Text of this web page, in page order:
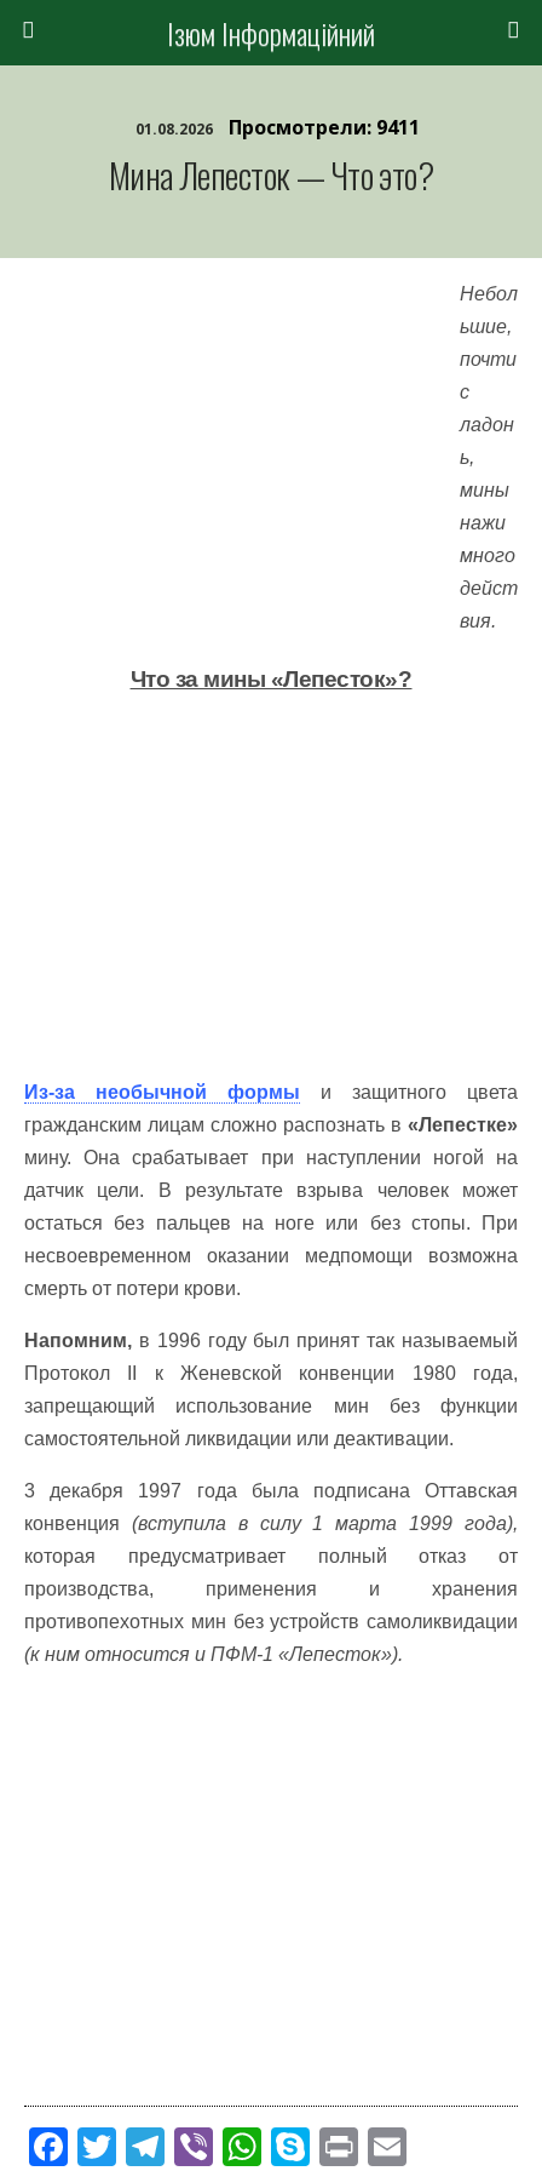
Ізюм Інформаційний
01.08.2026 Просмотрели: 9411
Мина Лепесток — Что это?
Небол
ьшие,
почти
с
ладон
ь,
мины
нажи
много
дейст
вия.
Что за мины «Лепесток»?
Из-за необычной формы и защитного цвета
гражданским лицам сложно распознать в «Лепестке»
мину. Она срабатывает при наступлении ногой на
датчик цели. В результате взрыва человек может
остаться без пальцев на ноге или без стопы. При
несвоевременном оказании медпомощи возможна
смерть от потери крови.
Напомним, в 1996 году был принят так называемый
Протокол II к Женевской конвенции 1980 года,
запрещающий использование мин без функции
самостоятельной ликвидации или деактивации.
3 декабря 1997 года была подписана Оттавская
конвенция (вступила в силу 1 марта 1999 года),
которая предусматривает полный отказ от
производства, применения и хранения
противопехотных мин без устройств самоликвидации
(к ним относится и ПФМ-1 «Лепесток»).
F T T Vi W S Pr